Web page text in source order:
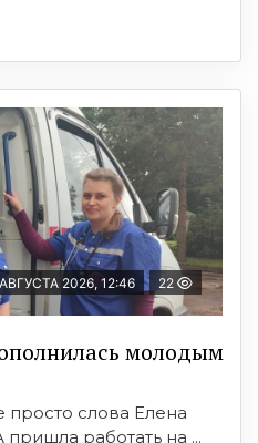
2026, 12:46 22
молодым
слова Елена
работать на ...